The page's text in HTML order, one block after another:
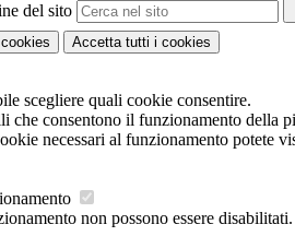
del sito
Accetta tutti i cookies
scegliere quali cookie consentire.
che consentono il funzionamento della
necessari al funzionamento potete
non possono essere